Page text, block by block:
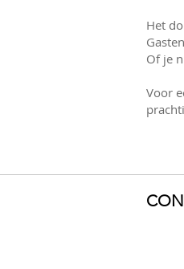
Het
Of je
Voor